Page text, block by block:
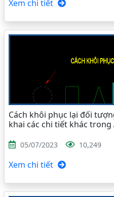
Xem chi tiết
Cách khôi phục lại đối
khai các chi tiết khác trong
05/07/2023 10,249
Xem chi tiết